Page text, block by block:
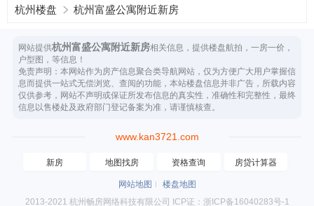
杭州楼盘 杭州富盛公寓附近新房
网站提供杭州富盛公寓附近新房相关信息，提供楼盘航拍，一房一价，
户型图，等信息！
免责声明：本网站作为房产信息聚合类导航网站，仅为方便广大用户掌握信
息而提供一站式无偿浏览、查阅的功能，本站楼盘信息并非广告，所载内容
仅供参考，网站不声明或保证所发布信息的真实性，准确性和完整性，最终
信息以售楼处及政府部门登记备案为准，请谨慎核查。
www.kan3721.com
新房 地图找房 资格查询 房贷计算器
网站地图
楼盘地图
2013-2021 杭州畅房网络科技有限公司 ICP证：浙ICP备16040283号-1